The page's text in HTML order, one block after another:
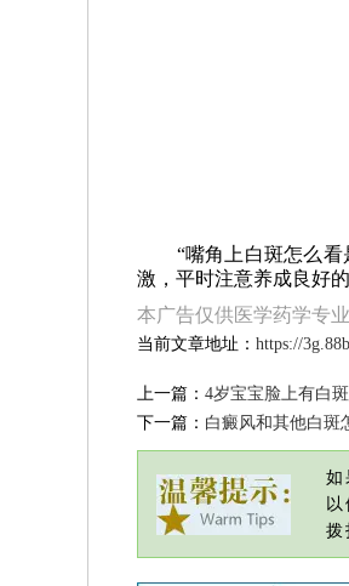
“嘴角上白斑怎么看是
激，平时注意养成良好
本广告仅供医学药学专
当前文章地址： https://
上一篇： 4岁宝宝脸上有白
下一篇： 白癜风和其他白斑
如
拨